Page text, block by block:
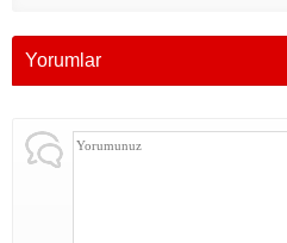
Yorumlar